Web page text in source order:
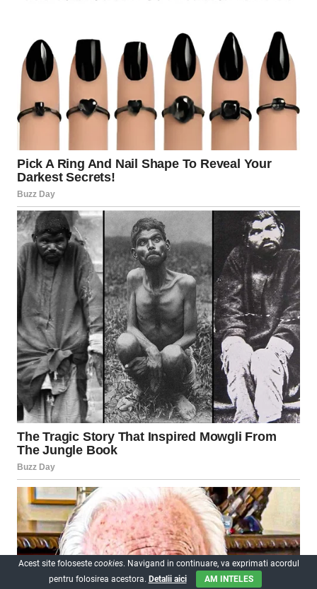
Acest site foloseste cookies. Navigand in continuare, va exprimati acordul
pentru folosirea acestora. Detalii aici AM INTELES